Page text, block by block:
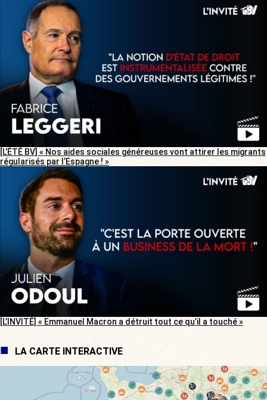
[L’ÉTÉ BV] « Nos aides sociales généreuses vont attirer les migrants
régularisés par l’Espagne ! »
[L’INVITÉ] « Emmanuel Macron a détruit tout ce qu’il a touché »
LA CARTE INTERACTIVE